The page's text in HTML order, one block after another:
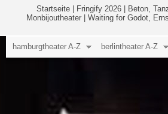
Startseite Fringify 2026 Beton,
Monbijoutheater
Waiting for Godot,
hamburgtheater A-Z berlintheater A-Z